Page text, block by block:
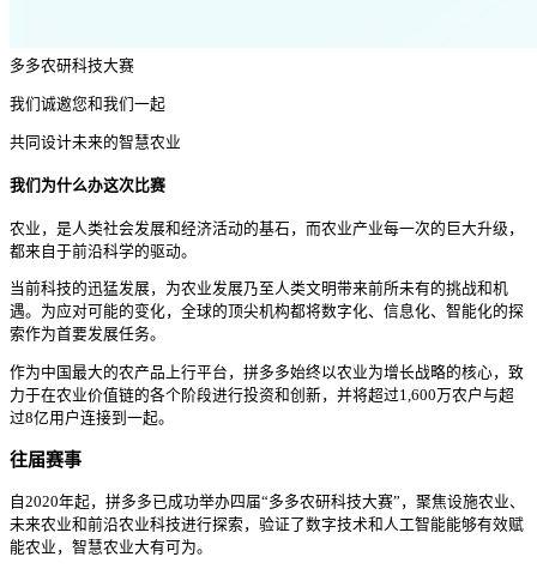
多多农研科技大赛
我们诚邀您和我们一起
共同设计未来的智慧农业
我们为什么办这次比赛
农业，是人类社会发展和经济活动的基石，而农业产业每一次的巨大升级，
都来自于前沿科学的驱动。
当前科技的迅猛发展，为农业发展乃至人类文明带来前所未有的挑战和机
遇。为应对可能的变化，全球的顶尖机构都将数字化、信息化、智能化的探
索作为首要发展任务。
作为中国最大的农产品上行平台，拼多多始终以农业为增长战略的核心，致
力于在农业价值链的各个阶段进行投资和创新，并将超过1,600万农户与超
过8亿用户连接到一起。
往届赛事
自2020年起，拼多多已成功举办四届“多多农研科技大赛”，聚焦设施农业、
未来农业和前沿农业科技进行探索，验证了数字技术和人工智能能够有效赋
能农业，智慧农业大有可为。